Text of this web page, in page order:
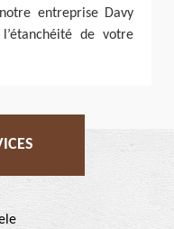
entreprise Davy
de votre